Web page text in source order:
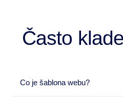
Často
Co je šablona webu?